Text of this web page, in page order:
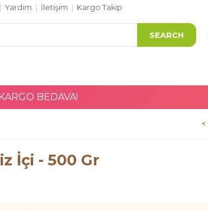
Yardım İletişim Kargo Takip
BEDAVA!
İçi - 500 Gr